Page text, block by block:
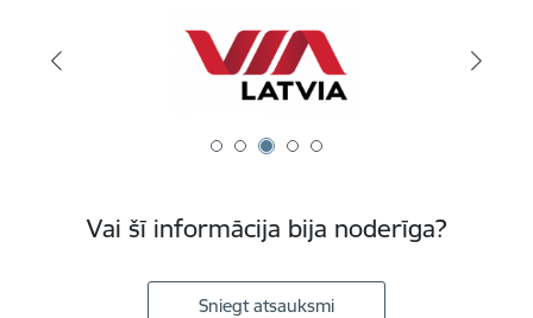
Vai šī informācija bija noderīga?
Sniegt atsauksmi